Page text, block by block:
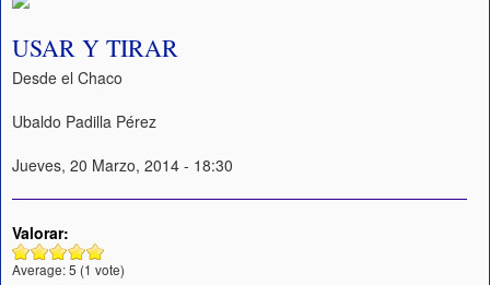
USAR Y TIRAR
Desde el Chaco
Ubaldo Padilla Pérez
Jueves, 20 Marzo, 2014 - 18:30
Valorar:
Average:5 (1 vote)